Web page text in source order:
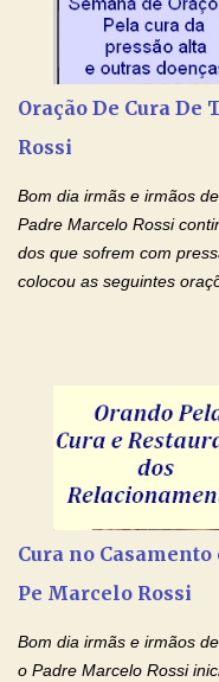
Fique com a paz de
Fé Oração do Estudante
inteligente. Prova isto é o
de estudar. Mas, como o
sempre é fácil. A rotina
Oração De Cura De
Rossi
Bom dia irmãs e irmãos
Padre Marcelo Rossi
dos que sofrem com
colocou as seguintes
Senhora! Adriana-
Jesus esteja ao vosso
para vos conservar;
para vos guardar; acima
e reina pelos séculos dos
Nome † (sinal da cruz),
os padrões de
os laços...
Cura no
Pe Marcelo Rossi
Bom dia irmãs e irmãos
o Padre Marcelo Rossi